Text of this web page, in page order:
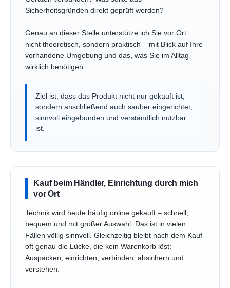
Sicherheitsgründen direkt geprüft werden?
Genau an dieser Stelle unterstütze ich Sie vor Ort:
nicht theoretisch, sondern praktisch – mit Blick auf Ihre
vorhandene Umgebung und das, was Sie im Alltag
wirklich benötigen.
Ziel ist, dass das Produkt nicht nur gekauft ist,
sondern anschließend auch sauber eingerichtet,
sinnvoll eingebunden und verständlich nutzbar
ist.
Kauf beim Händler, Einrichtung durch mich
vor Ort
Technik wird heute häufig online gekauft – schnell,
bequem und mit großer Auswahl. Das ist in vielen
Fällen völlig sinnvoll. Gleichzeitig bleibt nach dem Kauf
oft genau die Lücke, die kein Warenkorb löst:
Auspacken, einrichten, verbinden, absichern und
verstehen.